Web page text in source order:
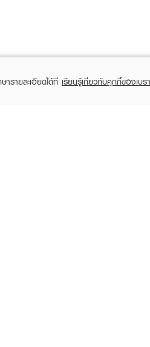
รายละเอียดได้ที่ เรียนรู้เกี่ยวกับคุกกี้ของเบร